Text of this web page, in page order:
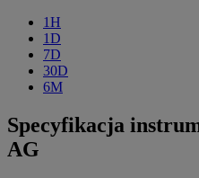
1H
1D
7D
30D
6M
Specyfikacja
AG